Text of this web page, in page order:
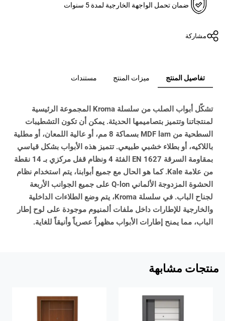
ضمان تحمل الواجهة الخارجية لمدة 5 سنوات
مشاركة
تفاصيل المنتج ميزات المنتج مستندات
تشكّل أبواب الصلب من سلسلة Kroma المجموعة الرئيسية
لمنتجاتنا وتتميز بتصاميمها الحديثة. يمكن أن تكون التشطيبات
السطحية من MDF lam بسماكة 8 مم، أو عالية اللمعان، أو مطلية
باللاكيه، أو بطلاء خشبي طبيعي. تتميز هذه الأبواب بشكل قياسي
بمقاومة السرقة EN 1627 الفئة 4 ونظام قفل مركزي بـ 14 نقطة
من علامة Kale. كما هو الحال مع جميع أبوابنا، يتم استخدام نظام
الحشوة المزدوجة الألماني Q-lon على جميع الجوانب الأربعة
لجناح الباب. في سلسلة Kroma، يتم وضع الطلاءات الداخلية
والخارجية للإطارات داخل ملفات ألمنيوم موجودة على لوح إطار
الباب، مما يمنح إطارات الأبواب مظهراً عصرياً وأنيقاً للغاية.
منتجات مشابهة